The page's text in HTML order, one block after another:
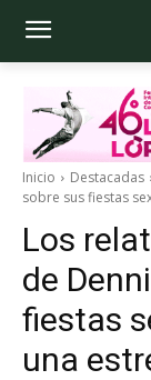
Inicio Destacadas
sobre sus fiestas
Los
de
fiestas
una